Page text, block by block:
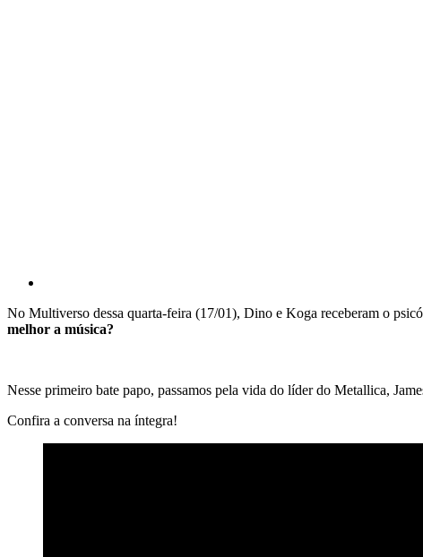
No Multiverso dessa quarta-feira (17/01), Dino e Koga receberam o
melhor a música?
Nesse primeiro bate papo, passamos pela vida do líder do Metallica,
Confira a conversa na íntegra!